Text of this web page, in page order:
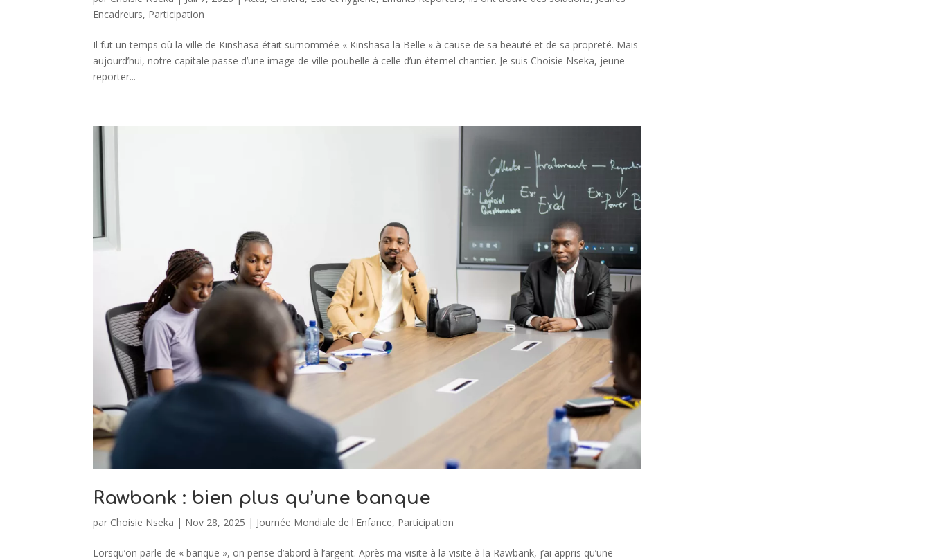
Encadreurs, Participation
Il fut un temps où la ville de Kinshasa était surnommée « Kinshasa la Belle » à cause de sa beauté et de sa propreté. Mais
aujourd’hui, notre capitale passe d’une image de ville-poubelle à celle d’un éternel chantier. Je suis Choisie Nseka, jeune
reporter...
Rawbank : bien plus qu’une banque
par Choisie Nseka | Nov 28, 2025 | Journée Mondiale de l'Enfance, Participation
Lorsqu’on parle de « banque », on pense d’abord à l’argent. Après ma visite à la visite à la Rawbank, j’ai appris qu’une